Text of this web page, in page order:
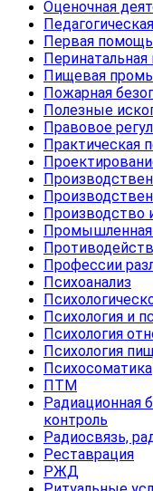
Оценочная
Первая помощь
Перинатальная
Пищевая
Пожарная
Полезные
Правовое
Практическая
Производство
Промышленная
Профессии
Психоанализ
Психология и
Психология
Психология
Психосоматика
ПТМ
Радиационная
контроль
Радиосвязь,
Реставрация
РЖД